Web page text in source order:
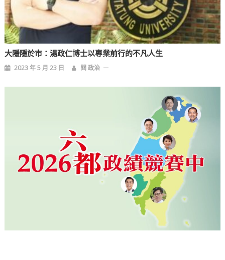
大隱隱於市：湯政仁博士以專業前行的不凡人生
2023 年 5 月 23 日 閱 政治